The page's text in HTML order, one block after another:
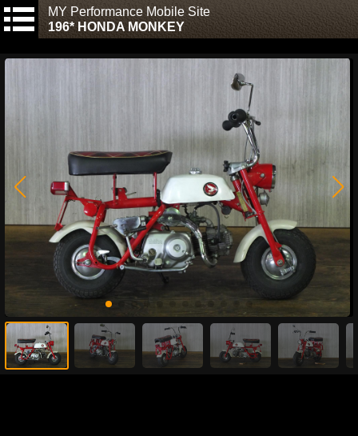
MY Performance Mobile Site
196* HONDA MONKEY